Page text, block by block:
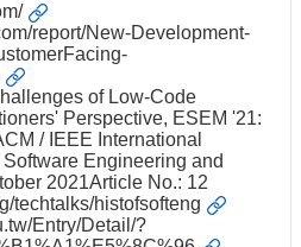
report/New-Development-
of Low-Code
Perspective, ESEM '21:
/ IEEE International
Engineering and
2021Article No.: 12
techtalks/histofsofteng
Entry/Detail/?